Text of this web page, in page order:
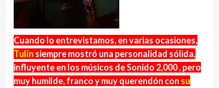
Cuando lo entrevistamos, en varias ocasiones,
Tulín siempre mostró una personalidad sólida,
influyente en los músicos de Sonido 2,000 , pero
muy humilde, franco y muy querendón con su